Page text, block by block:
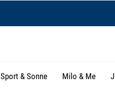
Sport & Sonne Milo & Me